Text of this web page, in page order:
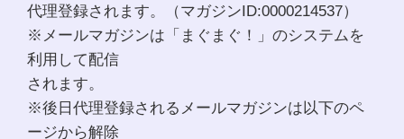
代理登録されます。（マガジンID:0000214537）
※メールマガジンは「まぐまぐ！」のシステムを
利用して配信
されます。
※後日代理登録されるメールマガジンは以下のペ
ージから解除